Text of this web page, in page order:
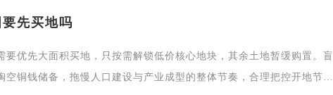
先买地吗
要优先大面积买地，只按需解锁低价核心地块，其余土地暂缓购置。盲
空铜钱储备，拖慢人口建设与产业成型的整体节奏，合理把控开地节奏